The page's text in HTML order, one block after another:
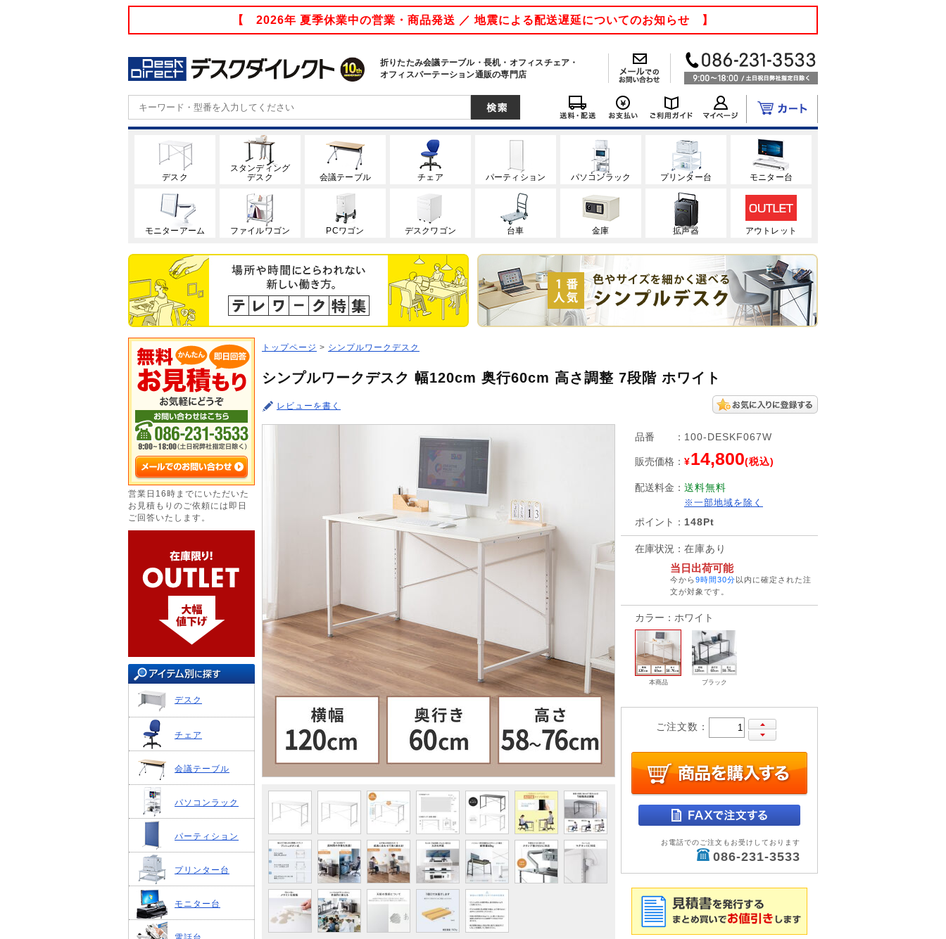
【 2026年 夏季休業中の営業・商品発送 ／ 地震による配送遅延についてのお知らせ 】
折りたたみ会議テーブル・長机・オフィスチェア・
オフィスパーテーション通販の専門店
デスク
スタンディング
デスク
会議テーブル チェア パーティション パソコンラック プリンター台 モニター台
モニターアーム ファイルワゴン PCワゴン デスクワゴン 台車 金庫 拡声器 アウトレット
営業日16時までにいただいた
お見積もりのご依頼には即日
ご回答いたします。
デスク
チェア
会議テーブル
パソコンラック
パーティション
プリンター台
モニター台
トップページ > シンプルワークデスク
シンプルワークデスク 幅120cm 奥行60cm 高さ調整 7段階 ホワイト
レビューを書く
品番 ： 100-DESKF067W
販売価格 ： ¥14,800(税込)
配送料金 ： 送料無料
※一部地域を除く
ポイント ： 148Pt
在庫状況 ： 在庫あり
当日出荷可能
今から9時間30分以内に確定された注
文が対象です。
カラー：ホワイト
本商品 ブラック
ご注文数：
お電話でのご注文もお受けしております
086-231-3533